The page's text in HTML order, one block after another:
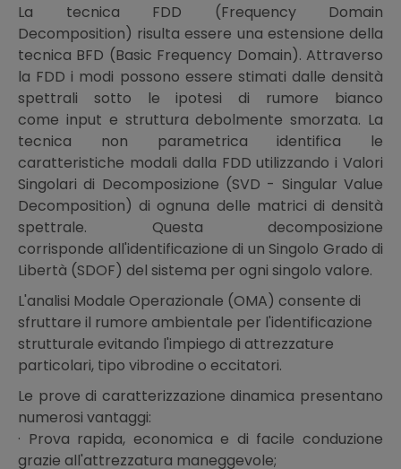
La tecnica FDD (Frequency Domain
Decomposition) risulta essere una estensione della
tecnica BFD (Basic Frequency Domain). Attraverso
la FDD i modi possono essere stimati dalle densità
spettrali sotto le ipotesi di rumore bianco
come input e struttura debolmente smorzata. La
tecnica non parametrica identifica le
caratteristiche modali dalla FDD utilizzando i Valori
Singolari di Decomposizione (SVD - Singular Value
Decomposition) di ognuna delle matrici di densità
spettrale. Questa decomposizione
corrisponde all'identificazione di un Singolo Grado di
Libertà (SDOF) del sistema per ogni singolo valore.
L'analisi Modale Operazionale (OMA) consente di
sfruttare il rumore ambientale per l'identificazione
strutturale evitando l'impiego di attrezzature
particolari, tipo vibrodine o eccitatori.
Le prove di caratterizzazione dinamica presentano
numerosi vantaggi:
· Prova rapida, economica e di facile conduzione
grazie all'attrezzatura maneggevole;